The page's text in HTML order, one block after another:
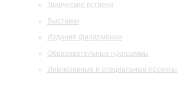
Творческие встречи
Выставки
Издания филармонии
Образовательные программы
Инклюзивные и специальные проекты